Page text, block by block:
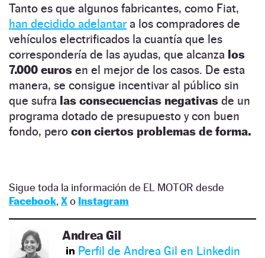
Tanto es que algunos fabricantes, como Fiat,
han decidido adelantar a los compradores de
vehículos electrificados la cuantía que les
correspondería de las ayudas, que alcanza los
7.000 euros en el mejor de los casos. De esta
manera, se consigue incentivar al público sin
que sufra las consecuencias negativas de un
programa dotado de presupuesto y con buen
fondo, pero con ciertos problemas de forma.
Sigue toda la información de EL MOTOR desde
Facebook, Xo Instagram
Andrea Gil
Perfil de Andrea Gil en Linkedin